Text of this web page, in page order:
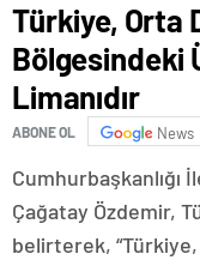
Türkiye, Orta
Bölgesindeki
Limanıdır
ABONE OL News
Cumhurbaşkanlığı
Çağatay Özdemir,
belirterek,